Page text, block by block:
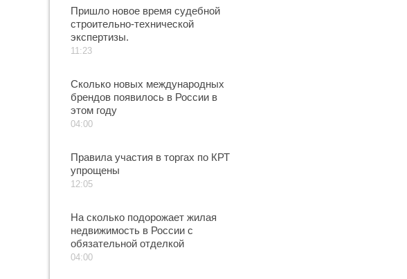
Пришло новое время судебной
строительно-технической
экспертизы.
11:23
Сколько новых международных
брендов появилось в России в
этом году
04:00
Правила участия в торгах по КРТ
упрощены
12:05
На сколько подорожает жилая
недвижимость в России с
обязательной отделкой
04:00